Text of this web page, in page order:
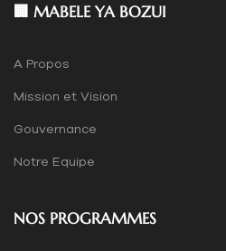
🏢 MABELE YA BOZUI
A Propos
Mission et Vision
Gouvernance
Notre Equipe
NOS PROGRAMMES